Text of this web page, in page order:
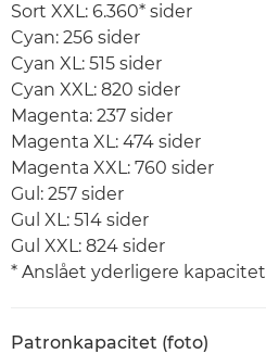
Sort XXL: 6.360* sider
Cyan: 256 sider
Cyan XL: 515 sider
Cyan XXL: 820 sider
Magenta: 237 sider
Magenta XL: 474 sider
Magenta XXL: 760 sider
Gul: 257 sider
Gul XL: 514 sider
Gul XXL: 824 sider
* Anslået yderligere kapacitet
Patronkapacitet (foto)